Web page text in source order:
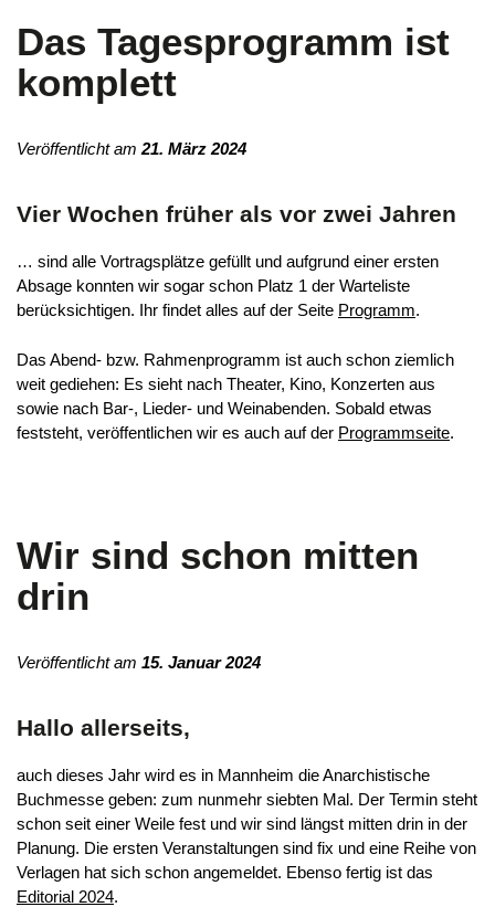
Das Tagesprogramm ist
komplett
Veröffentlicht am 21. März 2024
Vier Wochen früher als vor zwei Jahren
… sind alle Vortragsplätze gefüllt und aufgrund einer ersten
Absage konnten wir sogar schon Platz 1 der Warteliste
berücksichtigen. Ihr findet alles auf der Seite Programm.
Das Abend- bzw. Rahmenprogramm ist auch schon ziemlich
weit gediehen: Es sieht nach Theater, Kino, Konzerten aus
sowie nach Bar-, Lieder- und Weinabenden. Sobald etwas
feststeht, veröffentlichen wir es auch auf der Programmseite.
Wir sind schon mitten
drin
Veröffentlicht am 15. Januar 2024
Hallo allerseits,
auch dieses Jahr wird es in Mannheim die Anarchistische
Buchmesse geben: zum nunmehr siebten Mal. Der Termin steht
schon seit einer Weile fest und wir sind längst mitten drin in der
Planung. Die ersten Veranstaltungen sind fix und eine Reihe von
Verlagen hat sich schon angemeldet. Ebenso fertig ist das
Editorial 2024.